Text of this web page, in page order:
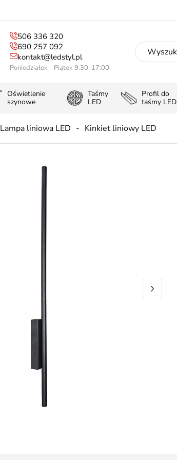
506 336 320
690 257 092
kontakt@ledstyl.pl
Poniedziałek - Piątek 9:30-17:00
Oświetlenie
szynowe
Taśmy
LED
Profil do
taśmy LED
Lampa liniowa LED Kinkiet liniowy LED